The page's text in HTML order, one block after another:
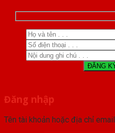
Đăng nhập
Tên tài khoản hoặc địa chỉ email